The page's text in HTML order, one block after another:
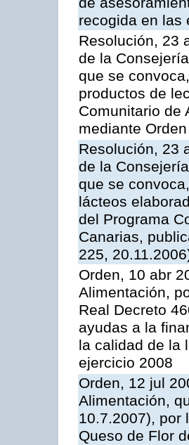
recogida en las
Resolución, 23
de la
que se
productos de
Comunitario de
mediante
Resolución, 23
de la
que se
lácteos
del Programa
Canarias,
225,
Orden, 10 abr
Alimentación,
Real Decreto
ayudas a la
la calidad de la
ejercicio 2008
Orden, 12 jul
Alimentación,
10.7.2007), por
Queso de Flor